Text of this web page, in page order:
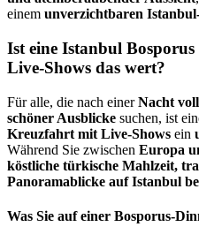
einem unverzichtbaren
Ist eine Istanbul
Live-Shows das wert?
Für alle, die nach einerNacht
schöner Ausblicke suchen, ist
Kreuzfahrt mit Live-Shows ein
Während Sie zwischen Europa
köstliche türkische Mahlzeit,
Panoramablicke auf Istanbul
Was Sie auf einer Bosporus-